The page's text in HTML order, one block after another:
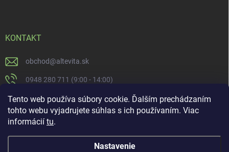
Tento web používa súbory cookie. Ďalším prechádzaním
tohto webu vyjadrujete súhlas s ich používaním. Viac
informácií tu.
Nastavenie
KONTAKT
obchod@altevita.sk
0948 280 711 (9:00 - 14:00)
Altevita.sk
altevita